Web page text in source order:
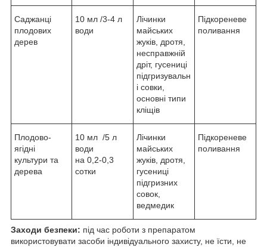
Саджанці
плодових
дерев
10 мл /3-4 л
води
Лічинки
майських
жуків, дротя,
несправжній
дріт, гусениці
підгризувальн
і совки,
основні типи
кліщів
Підкореневе
поливання
Плодово-
ягідні
культури та
дерева
10 мл /5 л
води
на 0,2-0,3
сотки
Лічинки
майських
жуків, дротя,
гусениці
підгризних
совок,
ведмедик
Підкореневе
поливання
Заходи безпеки: під час роботи з препаратом
використовувати засоби індивідуального захисту, не їсти, не